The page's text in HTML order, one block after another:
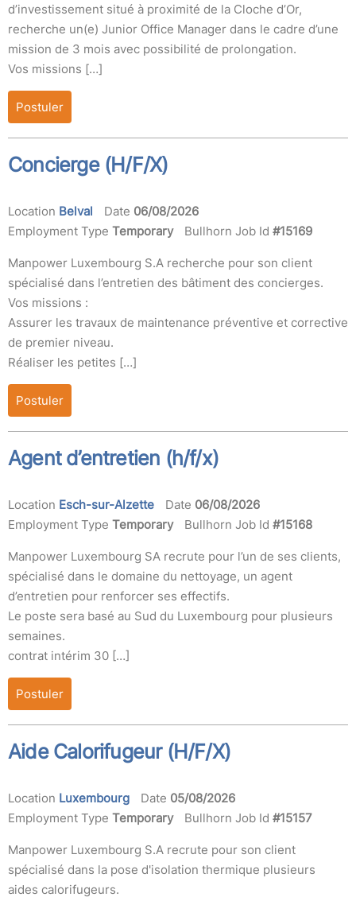
d’investissement situé à proximité de la Cloche d’Or,
recherche un(e) Junior Office Manager dans le cadre d’une
mission de 3 mois avec possibilité de prolongation.
Vos missions […]
Postuler
Concierge (H/F/X)
Location Belval Date 06/08/2026
Employment Type Temporary Bullhorn Job Id #15169
Manpower Luxembourg S.A recherche pour son client
spécialisé dans l’entretien des bâtiment des concierges.
Vos missions :
Assurer les travaux de maintenance préventive et corrective
de premier niveau.
Réaliser les petites […]
Postuler
Agent d’entretien (h/f/x)
Location Esch-sur-Alzette Date 06/08/2026
Employment Type Temporary Bullhorn Job Id #15168
Manpower Luxembourg SA recrute pour l’un de ses clients,
spécialisé dans le domaine du nettoyage, un agent
d’entretien pour renforcer ses effectifs.
Le poste sera basé au Sud du Luxembourg pour plusieurs
semaines.
contrat intérim 30 […]
Postuler
Aide Calorifugeur (H/F/X)
Location Luxembourg Date 05/08/2026
Employment Type Temporary Bullhorn Job Id #15157
Manpower Luxembourg S.A recrute pour son client
spécialisé dans la pose d'isolation thermique plusieurs
aides calorifugeurs.